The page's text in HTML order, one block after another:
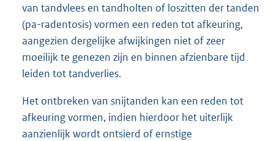
van tandvlees en tandholten of loszitten der tanden
(pa-radentosis) vormen een reden tot afkeuring,
aangezien dergelijke afwijkingen niet of zeer
moeilijk te genezen zijn en binnen afzienbare tijd
leiden tot tandverlies.
Het ontbreken van snijtanden kan een reden tot
afkeuring vormen, indien hierdoor het uiterlijk
aanzienlijk wordt ontsierd of ernstige